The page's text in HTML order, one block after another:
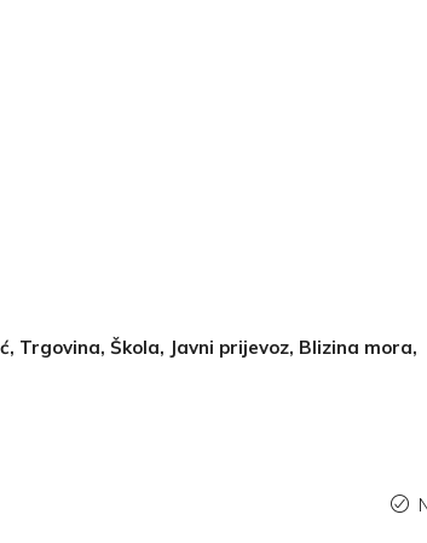
Trgovina, Škola, Javni prijevoz, Blizina mora,